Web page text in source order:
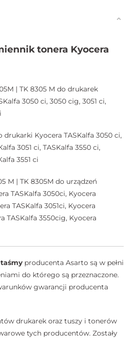
tonera Kyocera
| TK 8305 M do drukarek
3050 ci, 3050 cig, 3051 ci,
Kyocera TASKalfa 3050 ci,
3051 ci, TASKalfa 3550 ci,
3551 ci
M | TK 8305M do urządzeń
TASKalfa 3050ci, Kyocera
TASKalfa 3051ci, Kyocera
TASKalfa 3550cig, Kyocera
producenta Asarto są w pełni
do którego są przeznaczone.
gwarancji producenta
drukarek oraz tuszy i tonerów
tych producentów. Zostały